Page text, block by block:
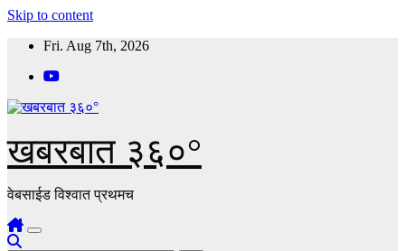
Skip to content
Fri. Aug 7th, 2026
खबरबात ३६०°
वेबसाईड विश्वात प्रथमच